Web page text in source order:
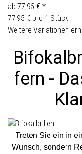
ab 77,95 € *
77,95 € pro 1 Stück
Weitere Variationen
fern -
Treten Sie ein in
Wunsch, sondern